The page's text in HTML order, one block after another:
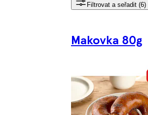
Filtrovat a seřadit (6)
Makovka 80g